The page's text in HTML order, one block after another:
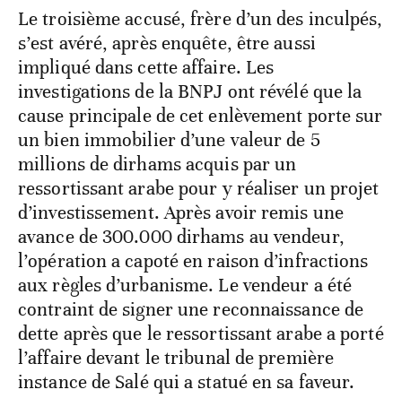
Le troisième accusé, frère d’un des inculpés,
s’est avéré, après enquête, être aussi
impliqué dans cette affaire. Les
investigations de la BNPJ ont révélé que la
cause principale de cet enlèvement porte sur
un bien immobilier d’une valeur de 5
millions de dirhams acquis par un
ressortissant arabe pour y réaliser un projet
d’investissement. Après avoir remis une
avance de 300.000 dirhams au vendeur,
l’opération a capoté en raison d’infractions
aux règles d’urbanisme. Le vendeur a été
contraint de signer une reconnaissance de
dette après que le ressortissant arabe a porté
l’affaire devant le tribunal de première
instance de Salé qui a statué en sa faveur.